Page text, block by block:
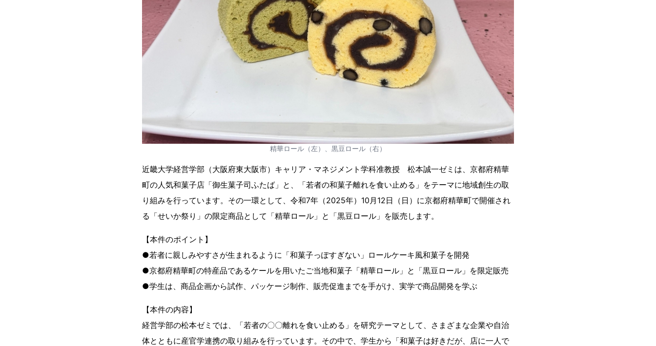
精華ロール（左）、黒豆ロール（右）
近畿大学経営学部（大阪府東大阪市）キャリア・マネジメント学科准教授 松本誠一ゼミは、京都府精華
町の人気和菓子店「御生菓子司ふたば」と、「若者の和菓子離れを食い止める」をテーマに地域創生の取
り組みを行っています。その一環として、令和7年（2025年）10月12日（日）に京都府精華町で開催され
る「せいか祭り」の限定商品として「精華ロール」と「黒豆ロール」を販売します。
【本件のポイント】
●若者に親しみやすさが生まれるように「和菓子っぽすぎない」ロールケーキ風和菓子を開発
●京都府精華町の特産品であるケールを用いたご当地和菓子「精華ロール」と「黒豆ロール」を限定販売
●学生は、商品企画から試作、パッケージ制作、販売促進までを手がけ、実学で商品開発を学ぶ
【本件の内容】
経営学部の松本ゼミでは、「若者の〇〇離れを食い止める」を研究テーマとして、さまざまな企業や自治
体とともに産官学連携の取り組みを行っています。その中で、学生から「和菓子は好きだが、店に一人で